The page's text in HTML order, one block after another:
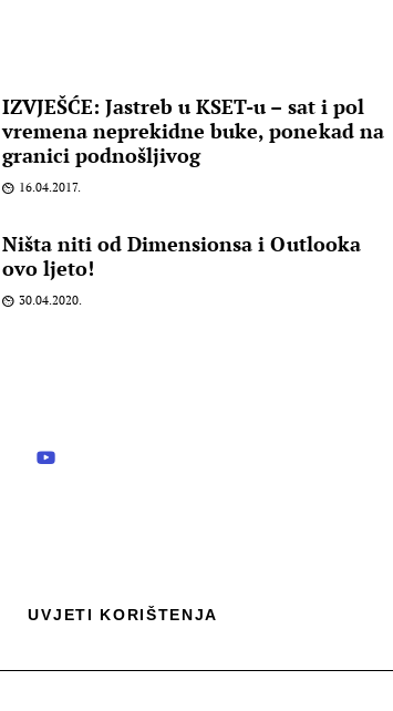
IZVJEŠĆE: Jastreb u KSET-u – sat i pol
vremena neprekidne buke, ponekad na
granici podnošljivog
16.04.2017.
Ništa niti od Dimensionsa i Outlooka
ovo ljeto!
30.04.2020.
UVJETI KORIŠTENJA